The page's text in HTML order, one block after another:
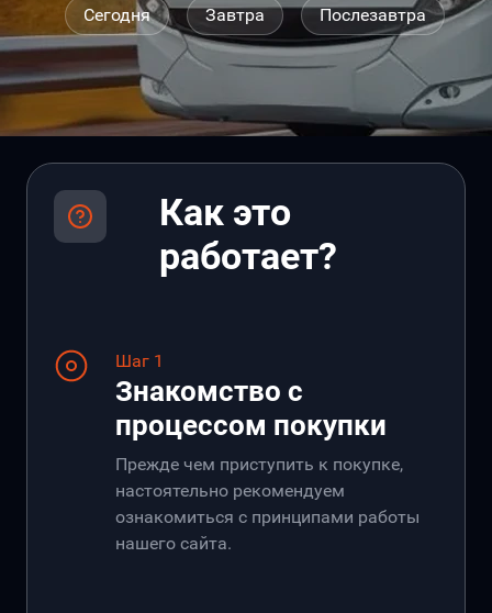
Сегодня Завтра Послезавтра
Как это
работает?
Шаг 1
Знакомство с
процессом покупки
Прежде чем приступить к покупке,
настоятельно рекомендуем
ознакомиться с принципами работы
нашего сайта.